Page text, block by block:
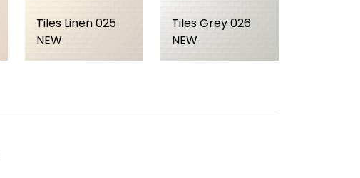
Tiles Linen 025
NEW
Tiles Grey 026
NEW